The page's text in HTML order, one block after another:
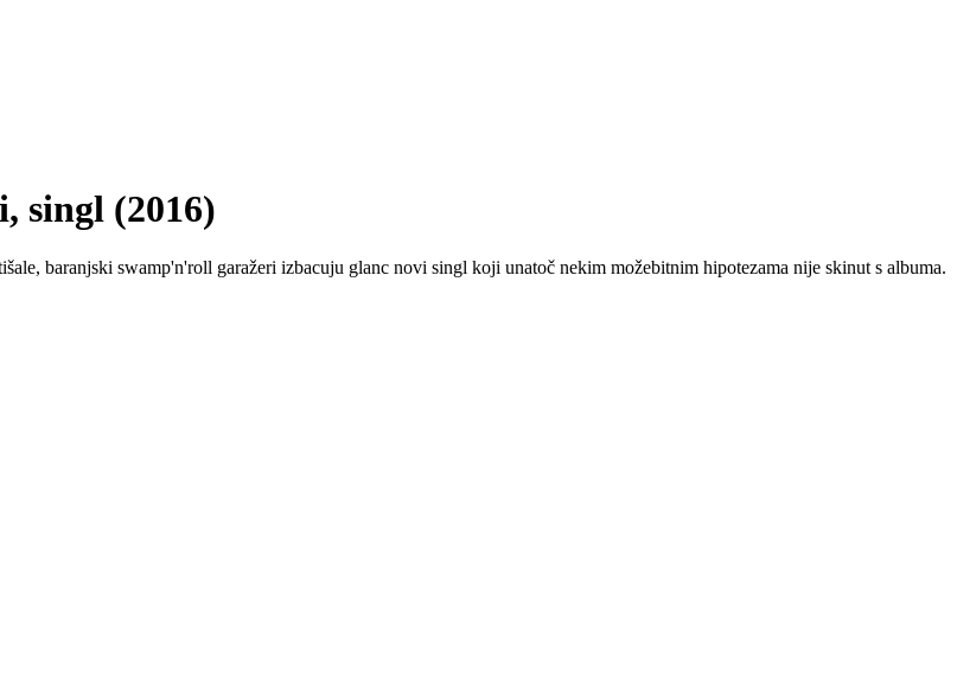
singl (2016)
baranjski swamp'n'roll garažeri izbacuju glanc novi singl koji unatoč nekim možebitnim hipotezama nije skinut s albuma.